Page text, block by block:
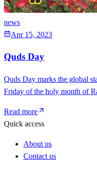
news
Apr 15, 2023
Quds Day
Quds Day marks the global
Friday of the holy month of
Read more
Quick access
About us
Contact us